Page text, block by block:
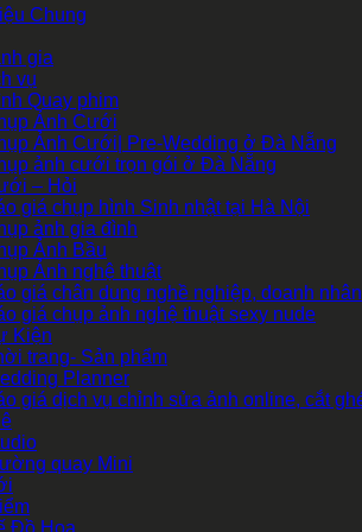
Chung
gia
vụ
Quay phim
Ảnh Cưới
Ảnh Cưới| Pre-Wedding ở Đà Nẵng
ảnh cưới trọn gói ở Đà Nẵng
– Hỏi
giá chụp hình Sinh nhật tại Hà Nội
ảnh gia đình
Ảnh Bầu
Ảnh nghệ thuật
giá chân dung nghề nghiệp, doanh nhân
giá chụp ảnh nghệ thuật sexy nude
Kiện
trang- Sản phẩm
Planner
giá dịch vụ chỉnh sửa ảnh online, cắt
quay Mini
Đồ Họa